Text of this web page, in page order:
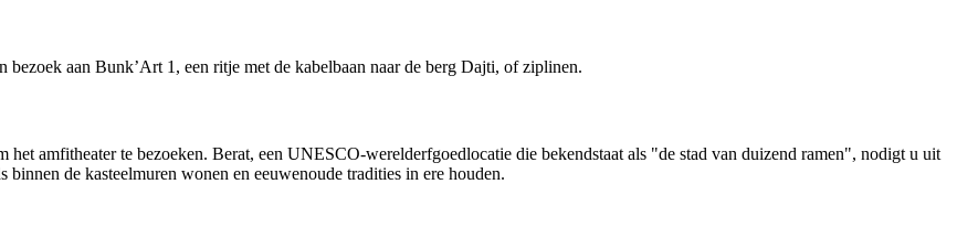
aan Bunk’Art 1, een ritje met de kabelbaan naar de berg Dajti, of ziplinen.
amfitheater te bezoeken. Berat, een UNESCO-werelderfgoedlocatie die bekendstaat als "de stad van duizend ramen", nodigt u uit
de kasteelmuren wonen en eeuwenoude tradities in ere houden.